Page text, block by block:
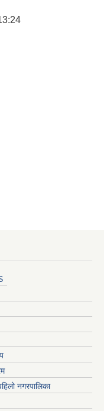
नगरपालिका